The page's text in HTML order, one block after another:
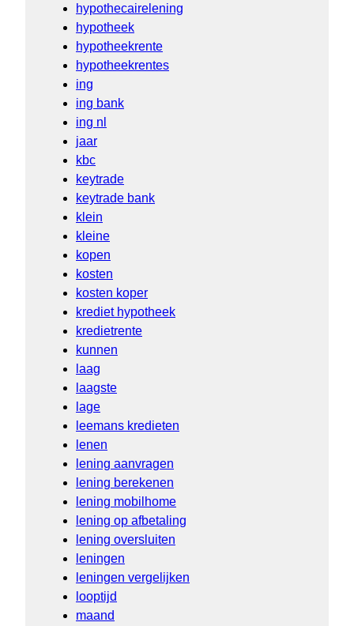
hypothecairelening
hypotheek
hypotheekrente
hypotheekrentes
ing
ing bank
ing nl
jaar
kbc
keytrade
keytrade bank
klein
kleine
kopen
kosten
kosten koper
krediet hypotheek
kredietrente
kunnen
laag
laagste
lage
leemans kredieten
lenen
lening aanvragen
lening berekenen
lening mobilhome
lening op afbetaling
lening oversluiten
leningen
leningen vergelijken
looptijd
maand